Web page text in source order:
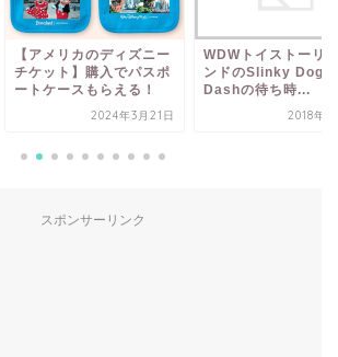
【アメリカのディズニー
チケット】購入でパスポ
ートケースもらえる！
2024年3月21日
WDWトイストーリ
ンドのSlinky Dog
Dashの待ち時...
2018年7
スポンサーリンク